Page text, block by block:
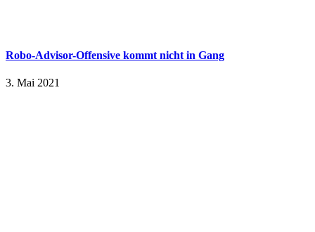
Robo-Advisor-Offensive kommt nicht in Gang
3. Mai 2021